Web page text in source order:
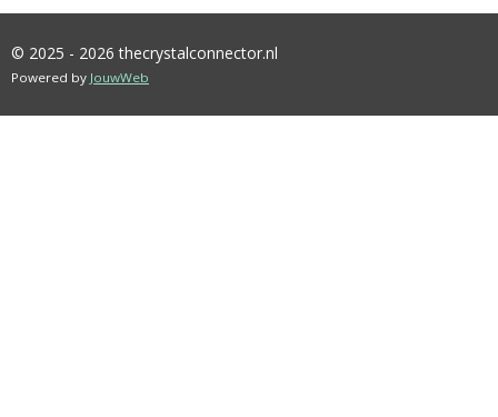
© 2025 - 2026 thecrystalconnector.nl
Powered by JouwWeb